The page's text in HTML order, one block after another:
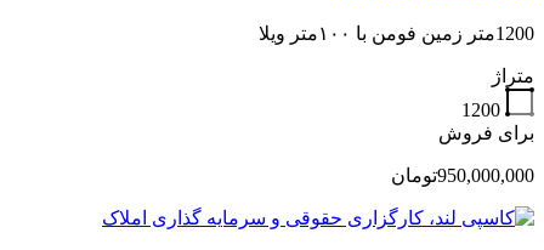
1200متر زمین فومن با ۱۰۰متر ویلا
متراژ
1200
برای فروش
950,000,000تومان